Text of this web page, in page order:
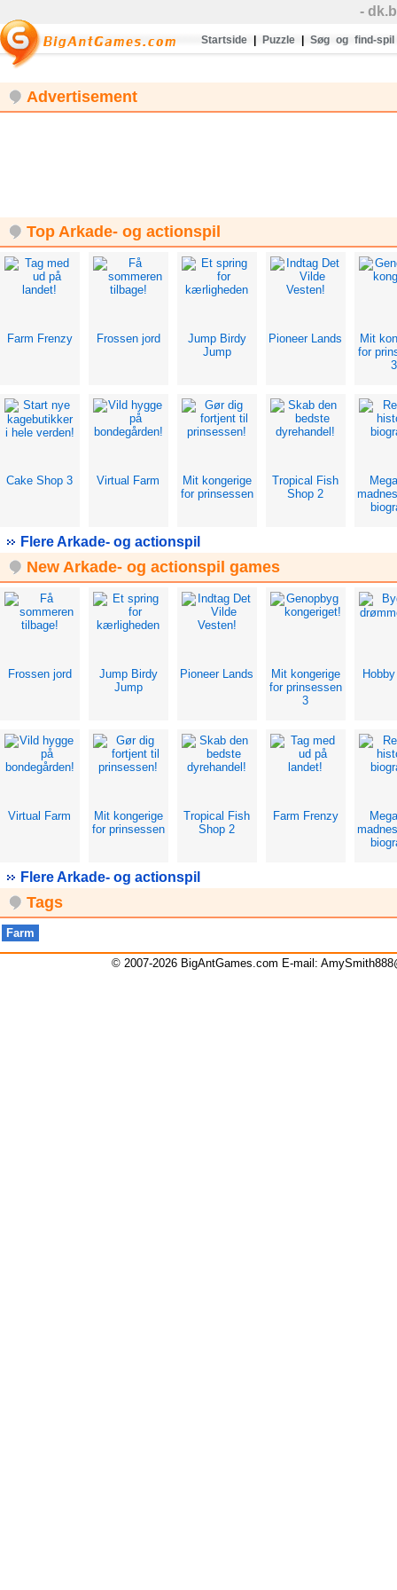
-
Startside Puzzle Søg og find-spil
Advertisement
Top Arkade- og actionspil
Farm Frenzy Frossen jord
Jump Birdy
Jump
Pioneer Lands
Mit
for
3
Cake Shop 3 Virtual Farm
Mit kongerige
for prinsessen
Tropical Fish
Shop 2
Flere Arkade- og actionspil
New Arkade- og actionspil games
Frossen jord
Jump Birdy
Jump
Pioneer Lands
Mit kongerige
for prinsessen
3
Virtual Farm
Mit kongerige
for prinsessen
Tropical Fish
Shop 2
Farm Frenzy
Flere Arkade- og actionspil
Tags
Farm
© 2007-2026 BigAntGames.com E-mail: